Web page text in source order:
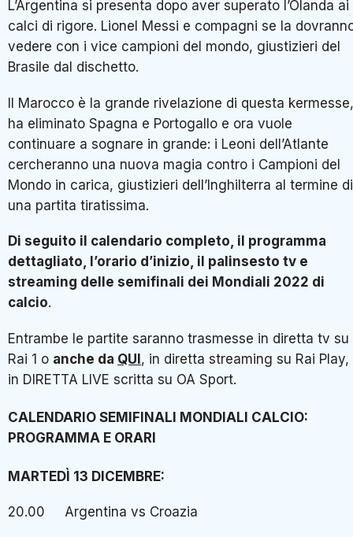
L’Argentina si presenta dopo aver superato l’Olanda ai
calci di rigore. Lionel Messi e compagni se la
vedere con i vice campioni del mondo, giustizieri del
Brasile dal dischetto.
Il Marocco è la grande rivelazione di questa kermesse,
ha eliminato Spagna e Portogallo e ora vuole
continuare a sognare in grande: i Leoni dell’Atlante
cercheranno una nuova magia contro i Campioni del
Mondo in carica, giustizieri dell’Inghilterra al termine di
una partita tiratissima.
Di seguito il calendario completo, il programma
dettagliato, l’orario d’inizio, il palinsesto tv e
streaming delle semifinali dei Mondiali 2022 di
calcio.
Entrambe le partite saranno trasmesse in diretta tv su
Rai 1 o anche da QUI, in diretta streaming su Rai Play,
in DIRETTA LIVE scritta su OA Sport.
CALENDARIO SEMIFINALI MONDIALI CALCIO:
PROGRAMMA E ORARI
MARTEDÌ 13 DICEMBRE:
20.00 Argentina vs Croazia